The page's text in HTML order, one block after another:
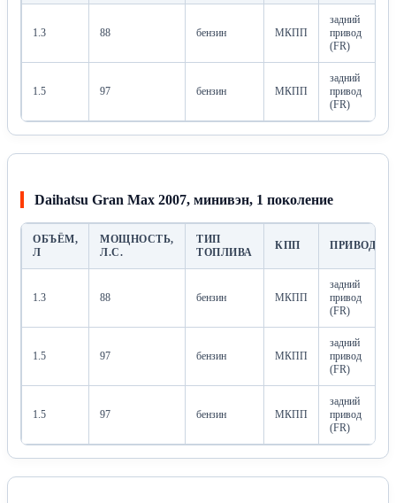
1.3 88 бензин МКПП
задний
привод
(FR)
1.5 97 бензин МКПП
задний
привод
(FR)
Daihatsu Gran Max 2007, минивэн, 1 поколение
ОБЪЁМ,
Л
МОЩНОСТЬ,
Л.С.
ТИП
ТОПЛИВА
КПП ПРИВОД
1.3 88 бензин МКПП
задний
привод
(FR)
1.5 97 бензин МКПП
задний
привод
(FR)
1.5 97 бензин МКПП
задний
привод
(FR)